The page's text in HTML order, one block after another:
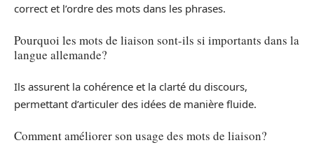
correct et l’ordre des mots dans les phrases.
Pourquoi les mots de liaison sont-ils si importants dans la
langue allemande?
Ils assurent la cohérence et la clarté du discours,
permettant d’articuler des idées de manière fluide.
Comment améliorer son usage des mots de liaison?